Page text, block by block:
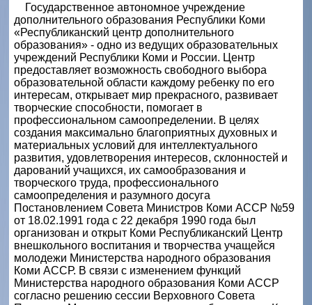
Государственное автономное учреждение
дополнительного образования Республики Коми
«Республиканский центр дополнительного
образования» - одно из ведущих образовательных
учреждений Республики Коми и России. Центр
предоставляет возможность свободного выбора
образовательной области каждому ребенку по его
интересам, открывает мир прекрасного, развивает
творческие способности, помогает в
профессиональном самоопределении. В целях
создания максимально благоприятных духовных и
материальных условий для интеллектуального
развития, удовлетворения интересов, склонностей и
дарований учащихся, их самообразования и
творческого труда, профессионального
самоопределения и разумного досуга
Постановлением Совета Министров Коми АССР №59
от 18.02.1991 года с 22 декабря 1990 года был
организован и открыт Коми Республиканский Центр
внешкольного воспитания и творчества учащейся
молодежи Министерства народного образования
Коми АССР. В связи с изменением функций
Министерства народного образования Коми АССР
согласно решению сессии Верховного Совета